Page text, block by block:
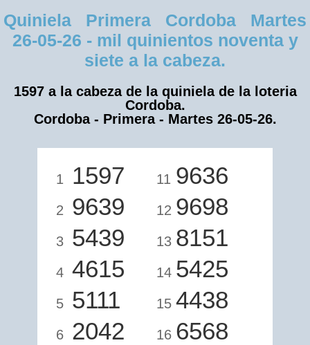
Quiniela Primera Cordoba Martes
26-05-26 - mil quinientos noventa y
siete a la cabeza.
1597 a la cabeza de la quiniela de la loteria
Cordoba.
Cordoba - Primera - Martes 26-05-26.
1 1597
2 9639
3 5439
4 4615
5 5111
6 2042
11 9636
12 9698
13 8151
14 5425
15 4438
16 6568